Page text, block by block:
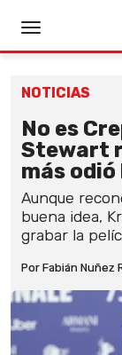
NOTICIAS
No es
Stewart
más odió
Aunque
buena idea,
grabar la
Por Fabián Nuñez